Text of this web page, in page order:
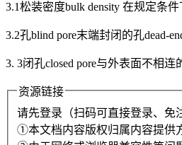
3.1松装密度bulk density 在规定条
3.2孔blind pore末端封闭的孔dead-
3. 3闭孔closed pore与外表面不相
资源链接
请先登录（扫码可直接登录、免
①本文档内容版权归属内容提供